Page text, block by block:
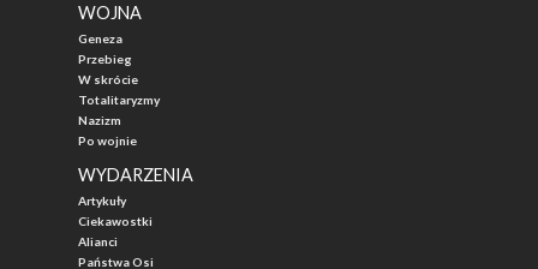
WOJNA
Geneza
Przebieg
W skrócie
Totalitaryzmy
Nazizm
Po wojnie
WYDARZENIA
Artykuły
Ciekawostki
Alianci
Państwa Osi